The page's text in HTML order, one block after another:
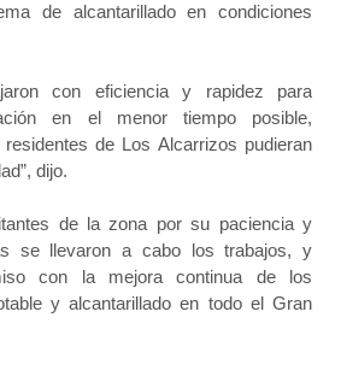
de alcantarillado en condiciones
con eficiencia y rapidez para
en el menor tiempo posible,
de Los Alcarrizos pudieran
dijo.
de la zona por su paciencia y
se llevaron a cabo los trabajos, y
con la mejora continua de los
y alcantarillado en todo el Gran